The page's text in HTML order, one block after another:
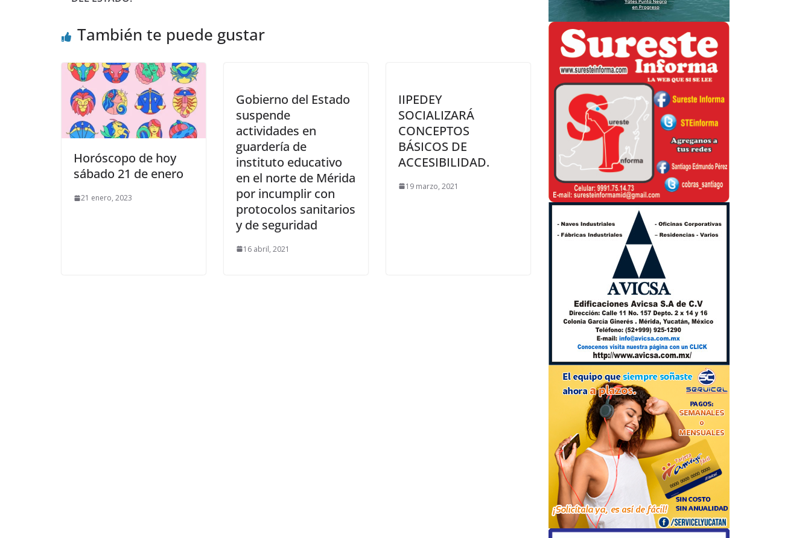
También te puede gustar
Horóscopo de hoy
sábado 21 de enero
21 enero, 2023
Gobierno del Estado
suspende
actividades en
guardería de
instituto educativo
en el norte de Mérida
por incumplir con
protocolos sanitarios
y de seguridad
16 abril, 2021
IIPEDEY
SOCIALIZARÁ
CONCEPTOS
BÁSICOS DE
ACCESIBILIDAD.
19 marzo, 2021